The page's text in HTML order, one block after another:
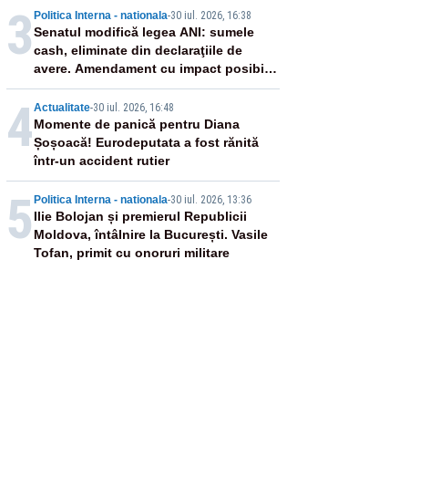
3 Politica Interna - nationala-30 iul. 2026, 16:38
Senatul modifică legea ANI: sumele
cash, eliminate din declaraţiile de
avere. Amendament cu impact posibil
asupra lui Dominic Fritz
4Actualitate-30 iul. 2026, 16:48
Momente de panică pentru Diana
Șoșoacă! Eurodeputata a fost rănită
într-un accident rutier
5 Politica Interna - nationala-30 iul. 2026, 13:36
Ilie Bolojan și premierul Republicii
Moldova, întâlnire la București. Vasile
Tofan, primit cu onoruri militare